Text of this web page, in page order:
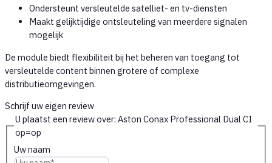
Ondersteunt versleutelde satelliet- en tv-diensten
Maakt gelijktijdige ontsleuteling van meerdere signalen
mogelijk
De module biedt flexibiliteit bij het beheren van toegang tot
versleutelde content binnen grotere of complexe
distributieomgevingen.
Schrijf uw eigen review
U plaatst een review over: Aston Conax Professional Dual CI
op=op
Uw naam